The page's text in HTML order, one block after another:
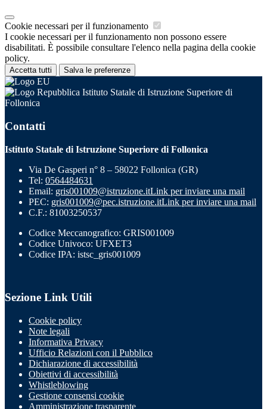
Cookie necessari per il funzionamento
I cookie necessari per il funzionamento non possono essere
disabilitati. È possibile consultare l'elenco nella pagina della cookie
policy.
Accetta tutti Salva le preferenze
Istituto Statale di Istruzione Superiore di
Follonica
Contatti
Istituto Statale di Istruzione Superiore di Follonica
Via De Gasperi n° 8 – 58022 Follonica (GR)
Tel: 0564484631
Email: gris001009@istruzione.itLink per inviare una mail
PEC: gris001009@pec.istruzione.itLink per inviare una mail
C.F.: 81003250537
Codice Meccanografico: GRIS001009
Codice Univoco: UFXET3
Codice IPA: istsc_gris001009
Sezione Link Utili
Cookie policy
Note legali
Informativa Privacy
Ufficio Relazioni con il Pubblico
Dichiarazione di accessibilità
Obiettivi di accessibilità
Whistleblowing
Gestione consensi cookie
Amministrazione trasparente